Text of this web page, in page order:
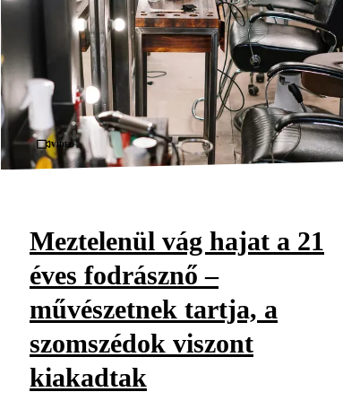
Videó
Meztelenül vág hajat a 21
éves fodrásznő –
művészetnek tartja, a
szomszédok viszont
kiakadtak